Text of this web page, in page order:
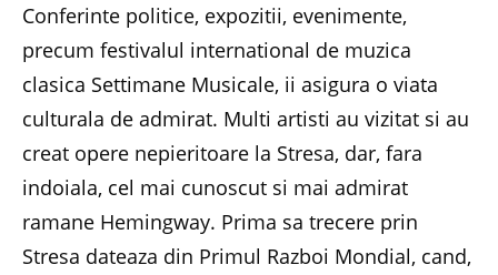
Conferinte politice, expozitii, evenimente,
precum festivalul international de muzica
clasica Settimane Musicale, ii asigura o viata
culturala de admirat. Multi artisti au vizitat si au
creat opere nepieritoare la Stresa, dar, fara
indoiala, cel mai cunoscut si mai admirat
ramane Hemingway. Prima sa trecere prin
Stresa dateaza din Primul Razboi Mondial, cand,